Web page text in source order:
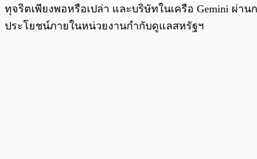
ทุจริตเพียงพอหรือเปล่า และบริษัทในเครือ Gemini ผ่
ประโยชน์ภายในหน่วยงานกำกับดูแลสหรัฐฯ